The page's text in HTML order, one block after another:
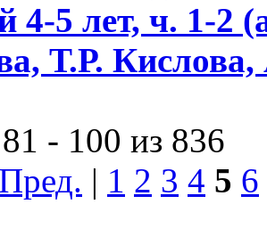
4-5 лет, ч. 1-
Т.Р.
- 100 из 836
Пред. | 1 2 3 4 5 6